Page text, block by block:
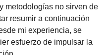
metodologías no sirven de
resumir a continuación
mi experiencia, se
esfuerzo de impulsar la